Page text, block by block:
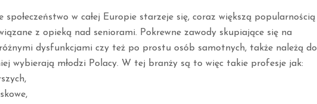
społeczeństwo w całej Europie starzeje się, coraz większą popularnością
z opieką nad seniorami. Pokrewne zawody skupiające się na
dysfunkcjami czy też po prostu osób samotnych, także należą do
wybierają młodzi Polacy. W tej branży są to więc takie profesje jak: